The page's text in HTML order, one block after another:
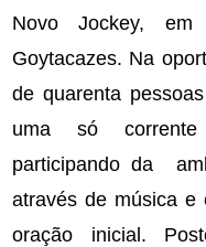
Novo Jockey, em
Goytacazes. Na
de quarenta
uma só
participando da
através de música e
oração inicial.